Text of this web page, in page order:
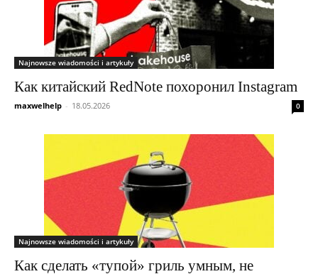
Najnowsze wiadomości i artykuły
Как китайский RedNote похоронил Instagram
maxwelhelp - 18.05.2026 0
Najnowsze wiadomości i artykuły
Как сделать «тупой» гриль умным, не